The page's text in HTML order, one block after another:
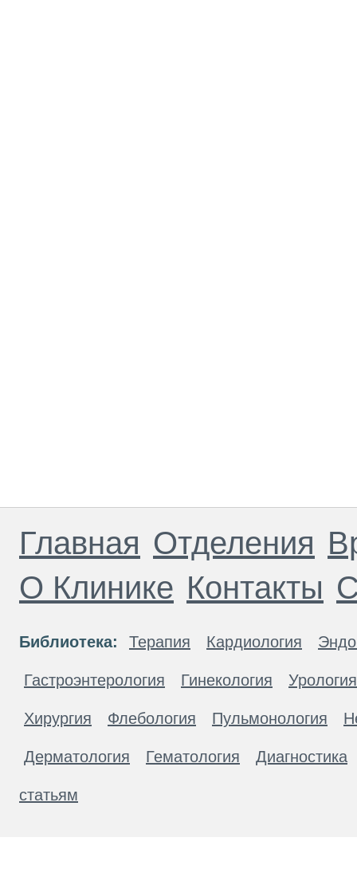
Главная Отделения
О Клинике Контакты
Библиотека: Терапия Кардиология
Гастроэнтерология Гинекология Урология
Хирургия Флебология Пульмонология
Дерматология Гематология Диагностика
статьям